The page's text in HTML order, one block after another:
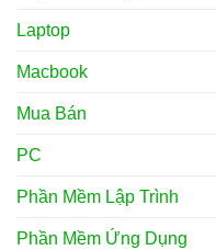
Laptop
Macbook
Mua Bán
PC
Phần Mềm Lập Trình
Phần Mềm Ứng Dụng